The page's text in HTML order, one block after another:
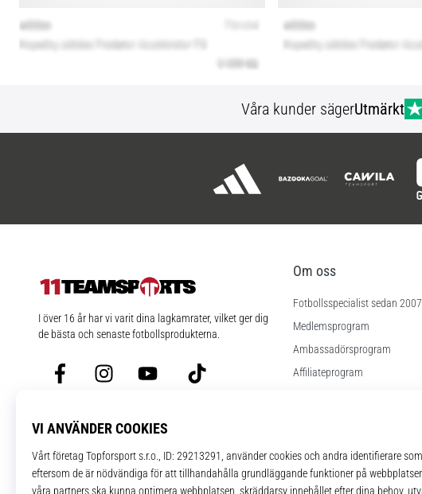
Våra kunder sägerUtmärkt
11teamsports.se
I över 16 år har vi varit dina lagkamrater, vilket ger dig
de bästa och senaste fotbollsprodukterna.
FacebookInstagramYouTubeTikTok
Om oss
Fotbollsspecialist sedan 2007
Medlemsprogram
Ambassadörsprogram
Affiliateprogram